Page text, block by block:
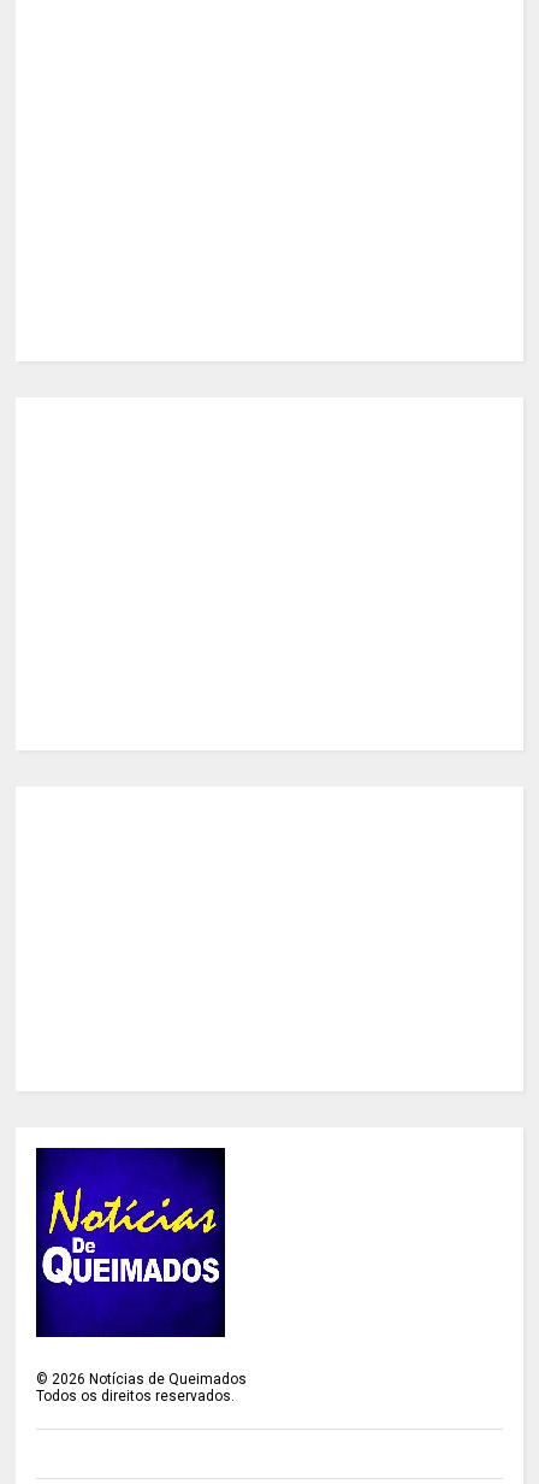
©2026 Notícias de Queimados
Todos os direitos reservados.